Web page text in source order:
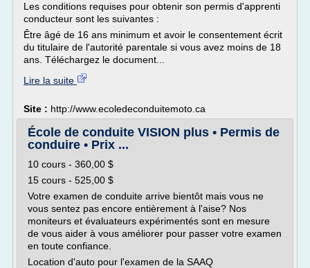
Les conditions requises pour obtenir son permis d'apprenti
conducteur sont les suivantes :
Être âgé de 16 ans minimum et avoir le consentement écrit
du titulaire de l'autorité parentale si vous avez moins de 18
ans. Téléchargez le document...
Lire la suite
Site : http://www.ecoledeconduitemoto.ca
École de conduite VISION plus • Permis de
conduire • Prix ...
10 cours - 360,00 $
15 cours - 525,00 $
Votre examen de conduite arrive bientôt mais vous ne
vous sentez pas encore entièrement à l'aise? Nos
moniteurs et évaluateurs expérimentés sont en mesure
de vous aider à vous améliorer pour passer votre examen
en toute confiance.
Location d'auto pour l'examen de la SAAQ